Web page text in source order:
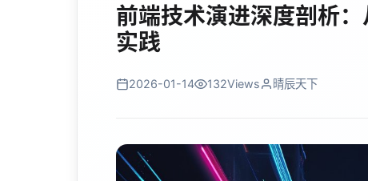
前端技术演进深度剖析
实践
2026-01-14 132Views 晴辰天下